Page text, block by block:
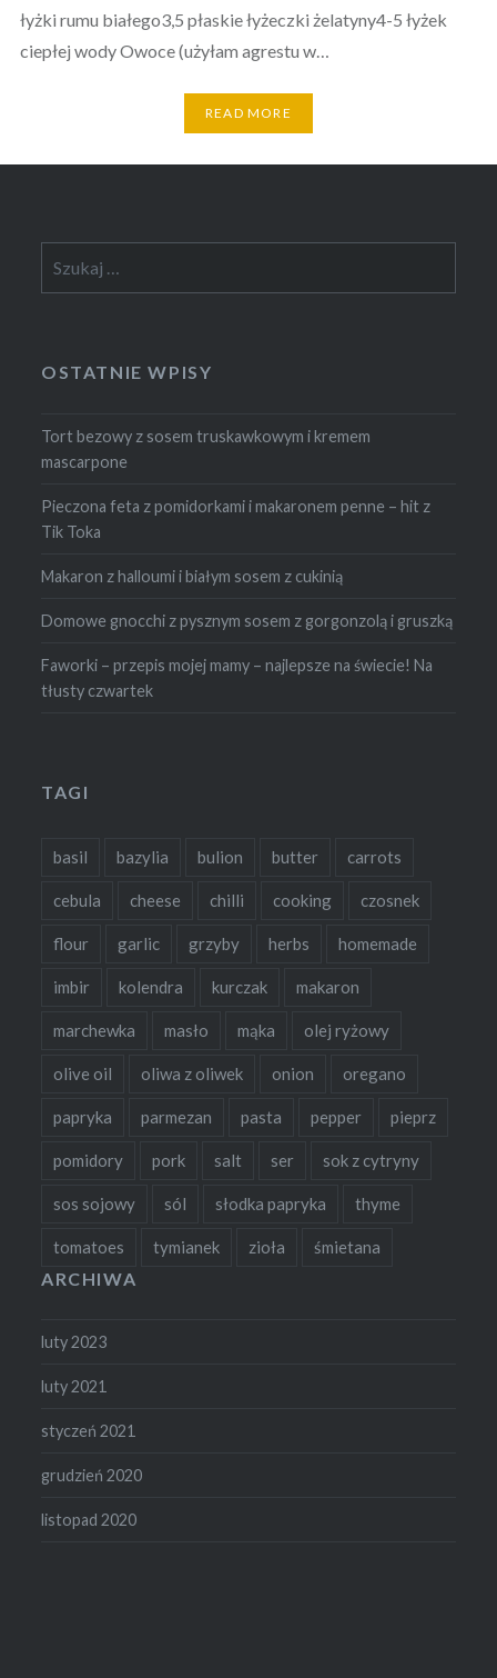
łyżki rumu białego3,5 płaskie łyżeczki żelatyny4-5 łyżek
ciepłej wody Owoce (użyłam agrestu w…
READ MORE
OSTATNIE WPISY
Tort bezowy z sosem truskawkowym i kremem
mascarpone
Pieczona feta z pomidorkami i makaronem penne – hit z
Tik Toka
Makaron z halloumi i białym sosem z cukinią
Domowe gnocchi z pysznym sosem z gorgonzolą i gruszką
Faworki – przepis mojej mamy – najlepsze na świecie! Na
tłusty czwartek
TAGI
basil bazylia bulion butter carrots
cebula cheese chilli cooking czosnek
flour garlic grzyby herbs homemade
imbir kolendra kurczak makaron
marchewka masło mąka olej ryżowy
olive oil oliwa z oliwek onion oregano
papryka parmezan pasta pepper pieprz
pomidory pork salt ser sok z cytryny
sos sojowy sól słodka papryka thyme
tomatoes tymianek zioła śmietana
ARCHIWA
luty 2023
luty 2021
styczeń 2021
grudzień 2020
listopad 2020